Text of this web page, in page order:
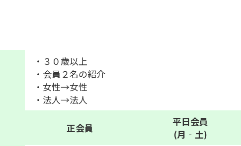
・３０歳以上
・会員２名の紹介
・女性→女性
・法人→法人
正会員
平日会員
(月‐土)